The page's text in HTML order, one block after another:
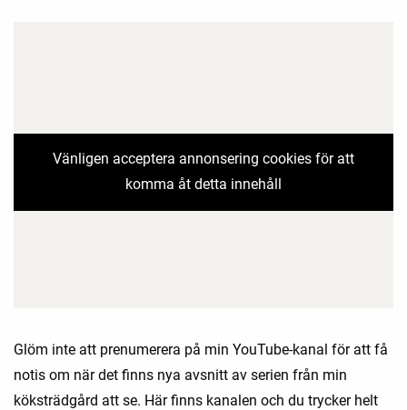
Vänligen acceptera annonsering cookies för att
komma åt detta innehåll
Glöm inte att prenumerera på min YouTube-kanal för att få
notis om när det finns nya avsnitt av serien från min
köksträdgård att se. Här finns kanalen och du trycker helt